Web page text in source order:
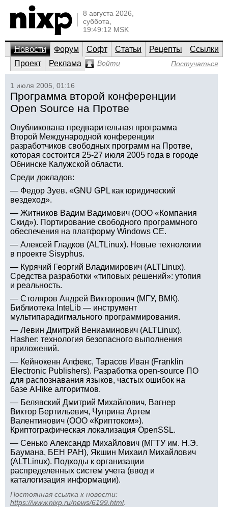
8 августа 2026,
суббота,
19:49:12 MSK
Новости Форум Софт Статьи Рецепты
Ссылки
Проект
Реклама Войти Постучаться
1 июля 2005, 01:16
Программа второй конференции
Open Source на Протве
Опубликована предварительная программа
Второй Международной конференции
разработчиков свободных программ на Протве,
которая состоится 25-27 июля 2005 года в городе
Обнинске Калужской области.
Среди докладов:
— Федор Зуев. «GNU GPL как юридический
вездеход».
— Житников Вадим Вадимович (ООО «Компания
Скид»). Портирование свободного программного
обеспечения на платформу Windows CE.
— Алексей Гладков (ALTLinux). Новые технологии
в проекте Sisyphus.
— Курячий Георгий Владимирович (ALTLinux).
Средства разработки «типовых решений»: утопия
и реальность.
— Столяров Андрей Викторович (МГУ, ВМК).
Библиотека InteLib — инструмент
мультипарадигмального программирования.
— Левин Дмитрий Вениаминович (ALTLinux).
Hasher: технология безопасного выполнения
приложений.
— Кейнокенн Алфекс, Тарасов Иван (Franklin
Electronic Publishers). Разработка open-source ПО
для распознавания языков, частых ошибок на
базе AI-like алгоритмов.
— Белявский Дмитрий Михайлович, Вагнер
Виктор Бертильевич, Чуприна Артем
Валентинович (ООО «Криптоком»).
Криптографическая локализация OpenSSL.
— Сенько Александр Михайлович (МГТУ им. Н.Э.
Баумана, БЕН РАН), Якшин Михаил Михайлович
(ALTLinux). Подходы к организации
распределенных систем учета (ввод и
каталогизация информации).
Постоянная ссылка к новости:
https://www.nixp.ru/news/6199.html.